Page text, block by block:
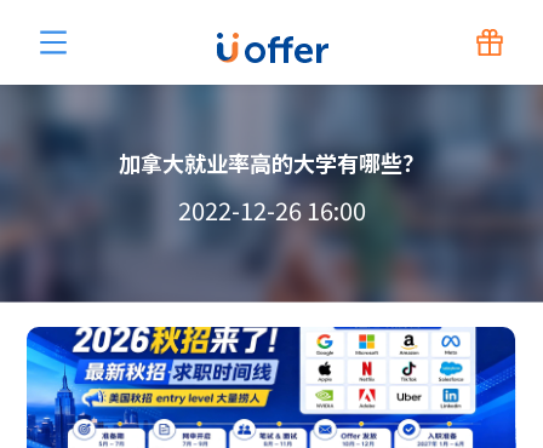
加拿大就业率高的大学有哪些？
2022-12-26 16:00